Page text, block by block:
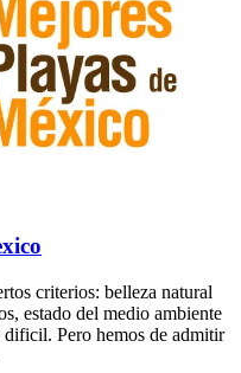
criterios: belleza natural
estado del medio ambiente
dificil. Pero hemos de admitir